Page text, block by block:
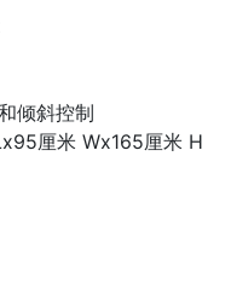
倾斜控制
厘米 Wx165厘米 H